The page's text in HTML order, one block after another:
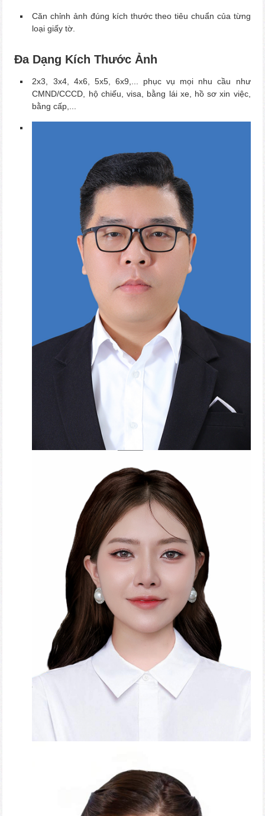
Căn chỉnh ảnh đúng kích thước theo tiêu chuẩn của từng
loại giấy tờ.
Đa Dạng Kích Thước Ảnh
2x3, 3x4, 4x6, 5x5, 6x9,... phục vụ mọi nhu cầu như
CMND/CCCD, hộ chiếu, visa, bằng lái xe, hồ sơ xin việc,
bằng cấp,...